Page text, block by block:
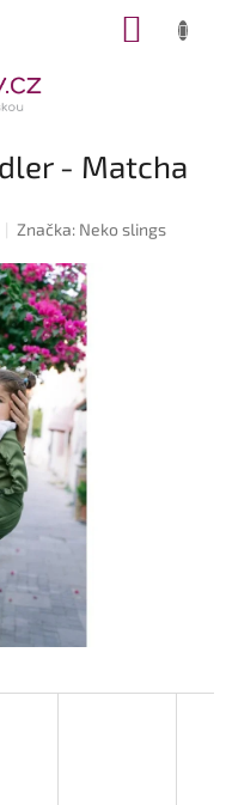
- Matcha
Značka: Neko slings